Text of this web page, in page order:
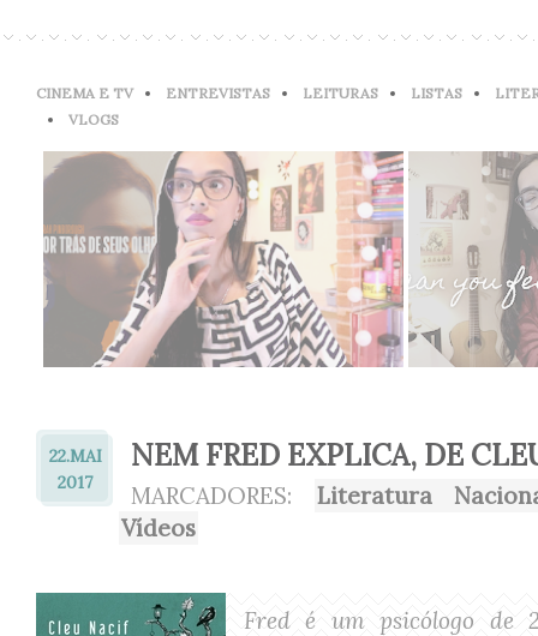
CINEMA E TV ENTREVISTAS LEITURAS LISTAS
VLOGS
22.MAI
2017
NEM FRED EXPLICA, DE
MARCADORES: Literatura
Vídeos
Fred é um psicólogo de